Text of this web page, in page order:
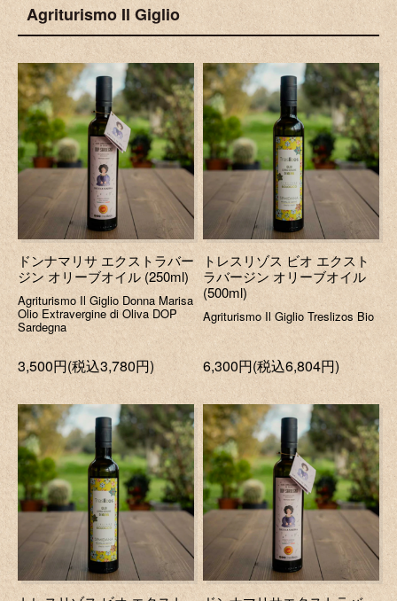
Agriturismo Il Giglio
ドンナマリサ エクストラバー
ジン オリーブオイル (250ml)
Agriturismo Il Giglio Donna Marisa
Olio Extravergine di Oliva DOP
Sardegna
3,500円(税込3,780円)
トレスリゾス ビオ エクスト
ラバージン オリーブオイル
(500ml)
Agriturismo Il Giglio Treslizos Bio
6,300円(税込6,804円)